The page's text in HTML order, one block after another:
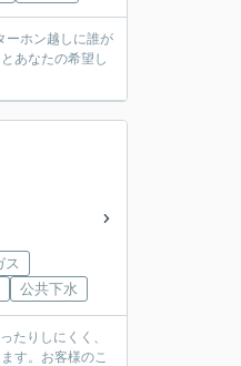
ーホン越しに誰が
あなたの希望し
ス
公共下水
たりしにくく、
す。お客様のこ